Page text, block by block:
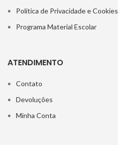
Política de Privacidade e Cookies
Programa Material Escolar
ATENDIMENTO
Contato
Devoluções
Minha Conta